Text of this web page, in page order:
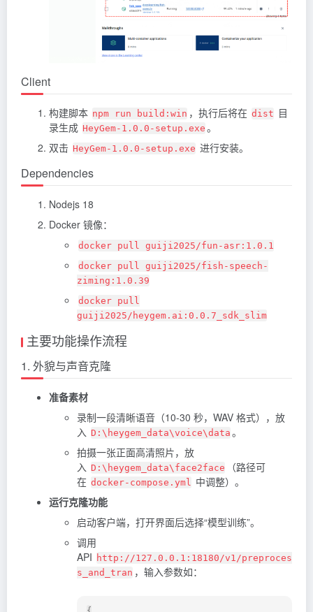
Client
构建脚本 npm run build:win ，执行后将在 dist 目
录生成 HeyGem-1.0.0-setup.exe 。
双击 HeyGem-1.0.0-setup.exe 进行安装。
Dependencies
Nodejs 18
Docker 镜像：
docker pull guiji2025/fun-asr:1.0.1
docker pull guiji2025/fish-speech-
ziming:1.0.39
docker pull
guiji2025/heygem.ai:0.0.7_sdk_slim
主要功能操作流程
1. 外貌与声音克隆
准备素材
录制一段清晰语音（10-30 秒，WAV 格式），放
入 D:\heygem_data\voice\data 。
拍摄一张正面高清照片，放
入 D:\heygem_data\face2face
（路径可
在 docker-compose.yml
中调整）。
运行克隆功能
启动客户端，打开界面后选择“模型训练”。
调用
API http://127.0.0.1:18180/v1/preproces
s_and_tran ，输入参数如：